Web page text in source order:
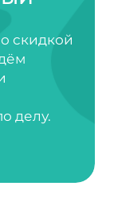
скидкой
делу.